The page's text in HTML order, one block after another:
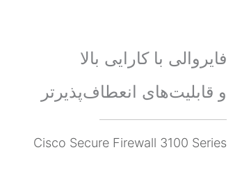
Cisco Secure Firewall 3100 Series
فایروالی با کارایی بالا
و قابلیت‌های انعطاف‌پذیرتر